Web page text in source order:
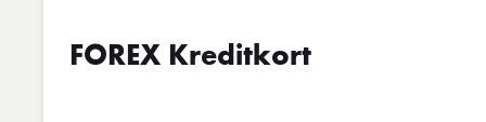
FOREX Kreditkort